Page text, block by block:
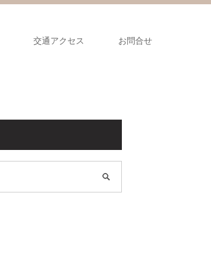
交通アクセス お問合せ